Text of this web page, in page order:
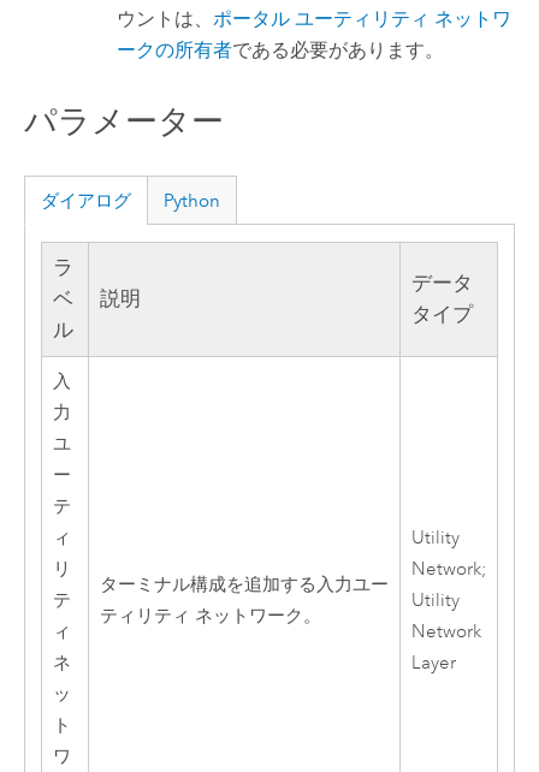
ウントは、 ポータル ユーティリティ ネットワ
ークの所有者である必要があります。
パラメーター
ダイアログ Python
ラ
ベ
ル
説明
データ
タイプ
入
力
ユ
ー
テ
ィ
リ
テ
ィ
ネ
ッ
ト
ワ
ターミナル構成を追加する入力ユー
ティリティ ネットワーク。
Utility
Network;
Utility
Network
Layer